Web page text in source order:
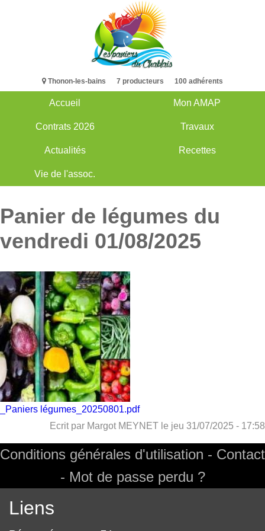
Thonon-les-bains 7 producteurs 100 adhérents
Accueil Mon AMAP
Contrats 2026 Travaux
Actualités Recettes
Vie de l'assoc.
Panier de légumes du
vendredi 01/08/2025
Image
Fichier
_Paniers légumes_20250801.pdf
Ecrit par Margot MEYNET le jeu 31/07/2025 - 17:58
Footer
Conditions générales d'utilisation
Contact
Mot de passe perdu ?
Liens